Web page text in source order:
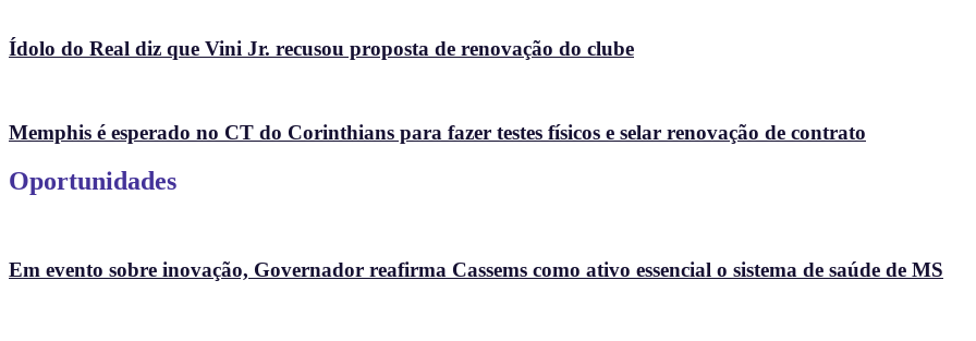
Ídolo do Real diz que Vini Jr. recusou proposta de renovação do clube
Memphis é esperado no CT do Corinthians para fazer testes físicos e selar renovação de contrato
Oportunidades
Em evento sobre inovação, Governador reafirma Cassems como ativo essencial o sistema de saúde de MS